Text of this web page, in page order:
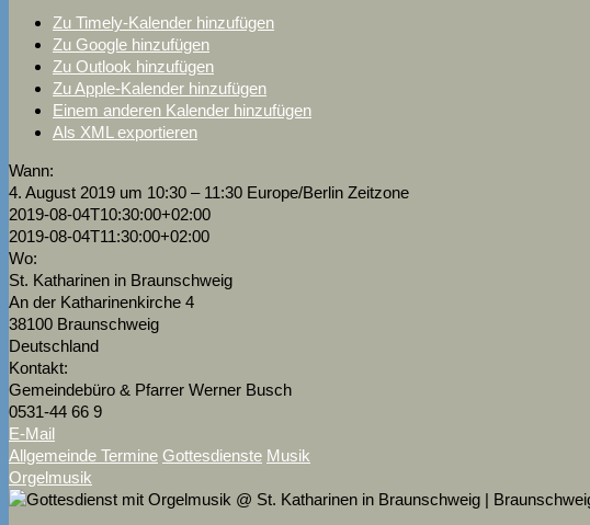
Zu Timely-Kalender hinzufügen
Zu Google hinzufügen
Zu Outlook hinzufügen
Zu Apple-Kalender hinzufügen
Einem anderen Kalender hinzufügen
Als XML exportieren
Wann:
4. August 2019 um 10:30 – 11:30 Europe/Berlin Zeitzone
2019-08-04T10:30:00+02:00
2019-08-04T11:30:00+02:00
Wo:
St. Katharinen in Braunschweig
An der Katharinenkirche 4
38100 Braunschweig
Deutschland
Kontakt:
Gemeindebüro & Pfarrer Werner Busch
0531-44 66 9
E-Mail
Allgemeinde Termine Gottesdienste Musik
Orgelmusik